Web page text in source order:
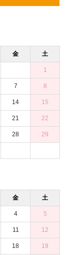
金 土
1
7 8
14 15
21 22
28 29
金 土
4 5
11 12
18 19